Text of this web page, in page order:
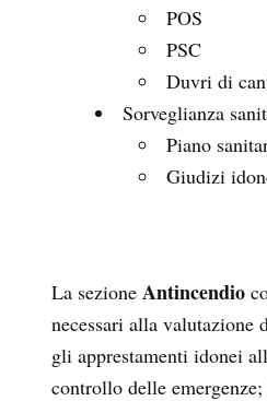
POS
PSC
Duvri di
Sorveglianza
Piano
Giudizi
La sezione Antincendio
necessari alla valutazione
gli apprestamenti idonei
controllo delle